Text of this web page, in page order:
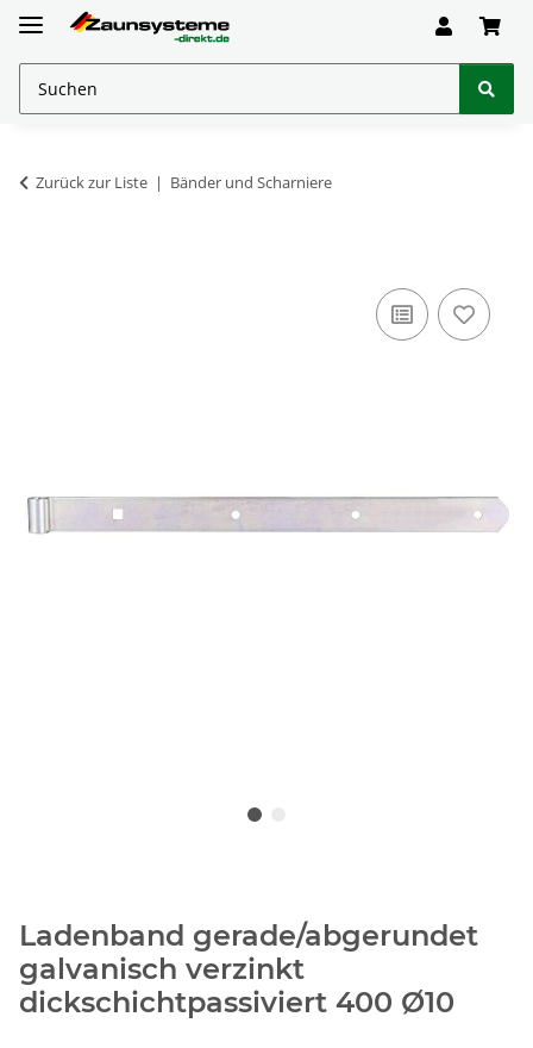
Zurück zur Liste Bänder und Scharniere
Ladenband gerade/abgerundet
galvanisch verzinkt
dickschichtpassiviert 400 Ø10